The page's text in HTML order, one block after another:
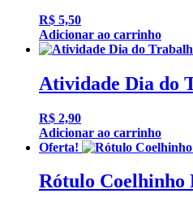
R$ 5,50
Adicionar ao carrinho
Atividade Dia do
R$ 2,90
Adicionar ao carrinho
Oferta!
Rótulo Coelhinho